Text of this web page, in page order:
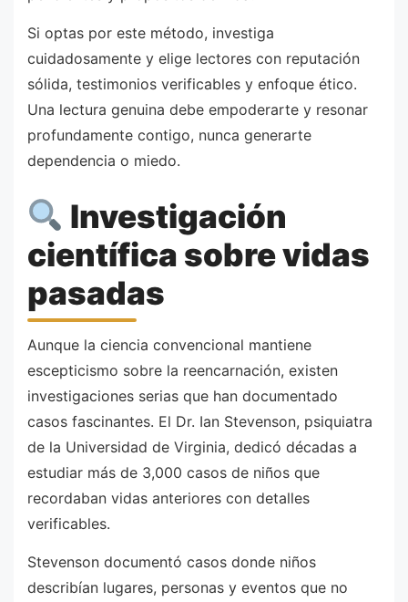
Si optas por este método, investiga
cuidadosamente y elige lectores con reputación
sólida, testimonios verificables y enfoque ético.
Una lectura genuina debe empoderarte y resonar
profundamente contigo, nunca generarte
dependencia o miedo.
Investigación
científica sobre vidas
pasadas
Aunque la ciencia convencional mantiene
escepticismo sobre la reencarnación, existen
investigaciones serias que han documentado
casos fascinantes. El Dr. Ian Stevenson, psiquiatra
de la Universidad de Virginia, dedicó décadas a
estudiar más de 3,000 casos de niños que
recordaban vidas anteriores con detalles
verificables.
Stevenson documentó casos donde niños
describían lugares, personas y eventos que no